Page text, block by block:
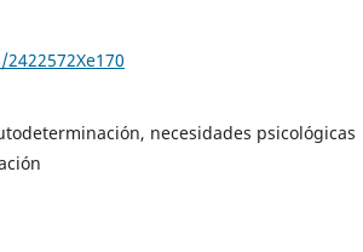
necesidades psicológicas